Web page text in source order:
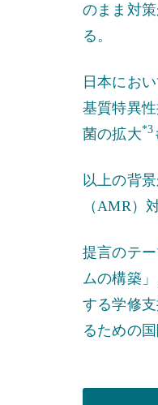
のまま対
る。
日本にお
基質特異
菌の拡大*3
以上の背
（AMR）
提言のテ
ムの構築
する学修
るための